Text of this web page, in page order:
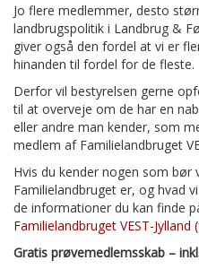
Jo flere medlemmer, desto
landbrugspolitik i Landbrug &
giver også den fordel at vi er
hinanden til fordel for de fleste.
Derfor vil bestyrelsen gerne
til at overveje om de har en
eller andre man kender, som
medlem af Familielandbruget
Hvis du kender nogen som bør
Familielandbruget er, og hvad
de informationer du kan finde
Familielandbruget VEST-
Gratis prøvemedlemsskab –